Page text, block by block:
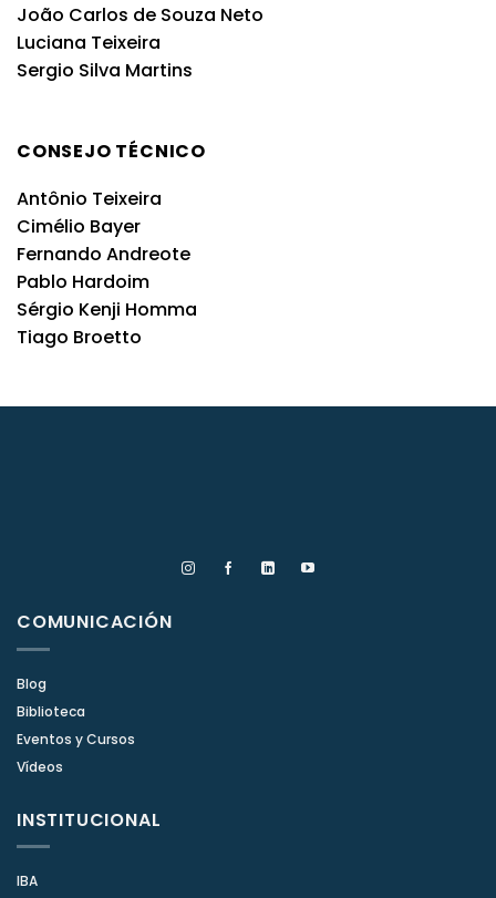
João Carlos de Souza Neto
Luciana Teixeira
Sergio Silva Martins
CONSEJO TÉCNICO
Antônio Teixeira
Cimélio Bayer
Fernando Andreote
Pablo Hardoim
Sérgio Kenji Homma
Tiago Broetto
COMUNICACIÓN
Blog
Biblioteca
Eventos y Cursos
Vídeos
INSTITUCIONAL
IBA